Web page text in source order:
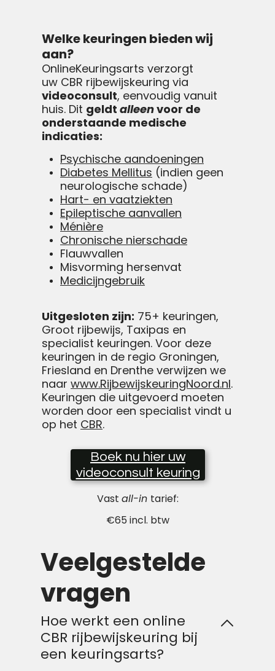
Welke keuringen bieden wij
aan?
OnlineKeuringsarts verzorgt
uw CBR rijbewijskeuring via
videoconsult, eenvoudig vanuit
huis. Dit geldt alleenvoor de
onderstaande medische
indicaties:
Psychische aandoeningen
Diabetes Mellitus (indien geen
neurologische schade)
Hart- en vaatziekten
Epileptische aanvallen
Ménière
Chronische nierschade
Flauwvallen
Misvorming hersenvat
Medicijngebruik
Uitgesloten zijn: 75+ keuringen,
Groot rijbewijs, Taxipas en
specialist keuringen. Voor deze
keuringen in de regio Groningen,
Friesland en Drenthe verwijzen we
naar www.RijbewijskeuringNoord.nl.
Keuringen die uitgevoerd moeten
worden door een specialist vindt u
op het CBR.
Vast all-in tarief:
€65 incl. btw
Boek nu hier uw
videoconsult keuring
Veelgestelde
vragen
Hoe werkt een online
CBR rijbewijskeuring bij
een keuringsarts?